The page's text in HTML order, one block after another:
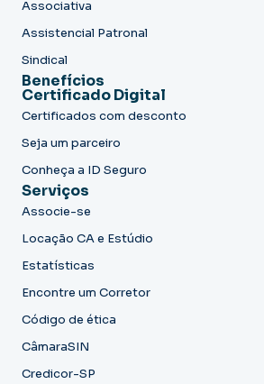
Associativa
Assistencial Patronal
Sindical
Benefícios
Certificado Digital
Certificados com desconto
Seja um parceiro
Conheça a ID Seguro
Serviços
Associe-se
Locação CA e Estúdio
Estatísticas
Encontre um Corretor
Código de ética
CâmaraSIN
Credicor-SP